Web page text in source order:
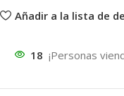
Añadir a la lista de
18 ¡Personas